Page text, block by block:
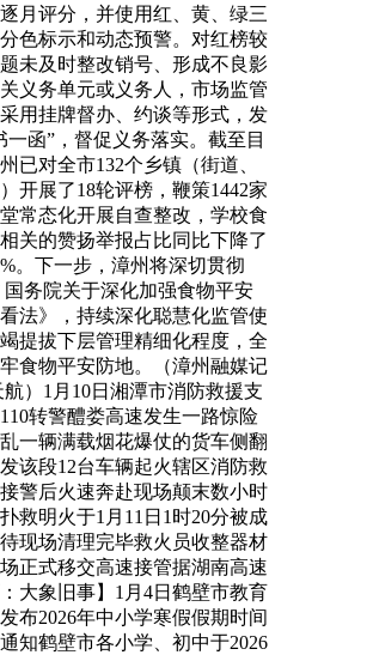
月评分，并使用红、黄、绿三
色标示和动态预警。对红榜较
未及时整改销号、形成不良影
义务单元或义务人，市场监管
用挂牌督办、约谈等形式，发
一函”，督促义务落实。截至目
已对全市132个乡镇（街道、
开展了18轮评榜，鞭策1442家
常态化开展自查整改，学校食
关的赞扬举报占比同比下降了
。下一步，漳州将深切贯彻
国务院关于深化加强食物平安
法》，持续深化聪慧化监管使
提拔下层管理精细化程度，全
食物平安防地。（漳州融媒记
）1月10日湘潭市消防救援支
转警醴娄高速发生一路惊险
一辆满载烟花爆仗的货车侧翻
该段12台车辆起火辖区消防救
警后火速奔赴现场颠末数小时
救明火于1月11日1时20分被成
现场清理完毕救火员收整器材
正式移交高速接管据湖南高速
：大象旧事】1月4日鹤壁市教育
布2026年中小学寒假假期时间
知鹤壁市各小学、初中于2026